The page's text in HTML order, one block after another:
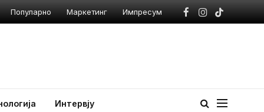
Популарно Маркетинг Импресум
Facebook
Instagram
TikTok
Интервју